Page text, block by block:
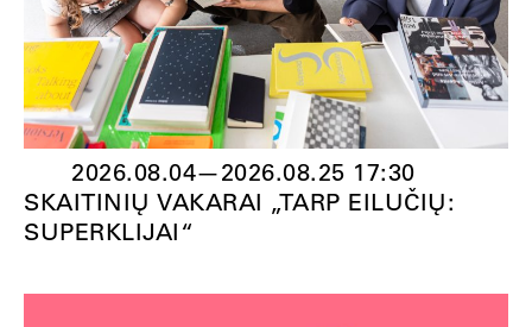
2026.08.04—2026.08.25 17:30
SKAITINIŲ VAKARAI „TARP EILUČIŲ:
SUPERKLIJAI“